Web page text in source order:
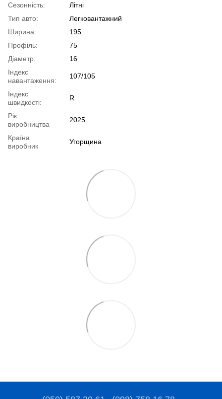
Сезонність:
Літні
Тип авто:
Легковантажний
Ширина:
195
Профіль:
75
Діаметр:
16
Індекс
навантаження:
107/105
Індекс
швидкості:
R
Рік
виробництва
2025
Країна
виробник
Угорщина